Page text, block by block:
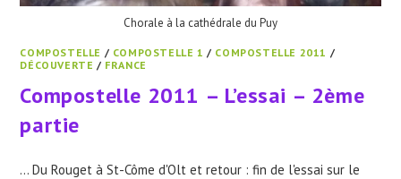
Chorale à la cathédrale du Puy
COMPOSTELLE / COMPOSTELLE 1 / COMPOSTELLE 2011 /
DÉCOUVERTE / FRANCE
Compostelle 2011 – L’essai – 2ème
partie
... Du Rouget à St-Côme d'Olt et retour : fin de l'essai sur le